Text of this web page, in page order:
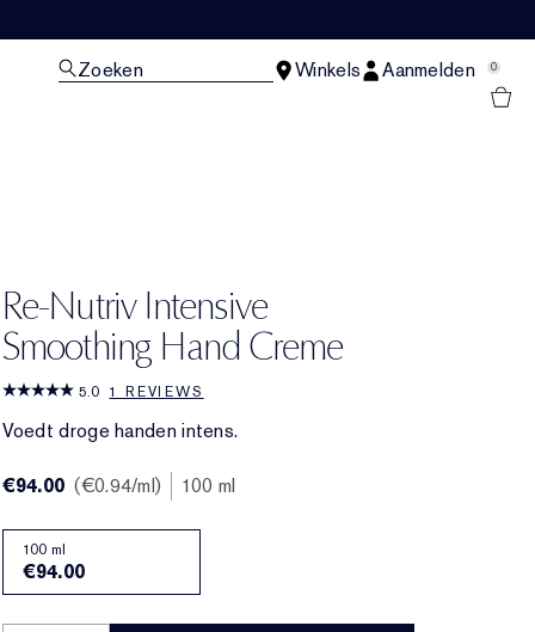
Zoeken Winkels Aanmelden 0
Re-Nutriv Intensive
Smoothing Hand Creme
5.0 1 REVIEWS
Voedt droge handen intens.
€94.00 €0.94/ml 100 ml
100 ml
€94.00